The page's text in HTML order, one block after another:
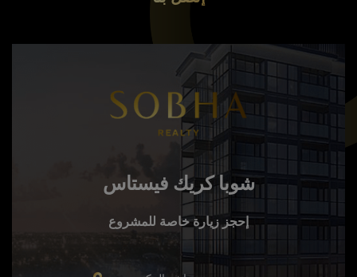
شوبا كريك فيستاس
إحجز زيارة خاصة للمشروع